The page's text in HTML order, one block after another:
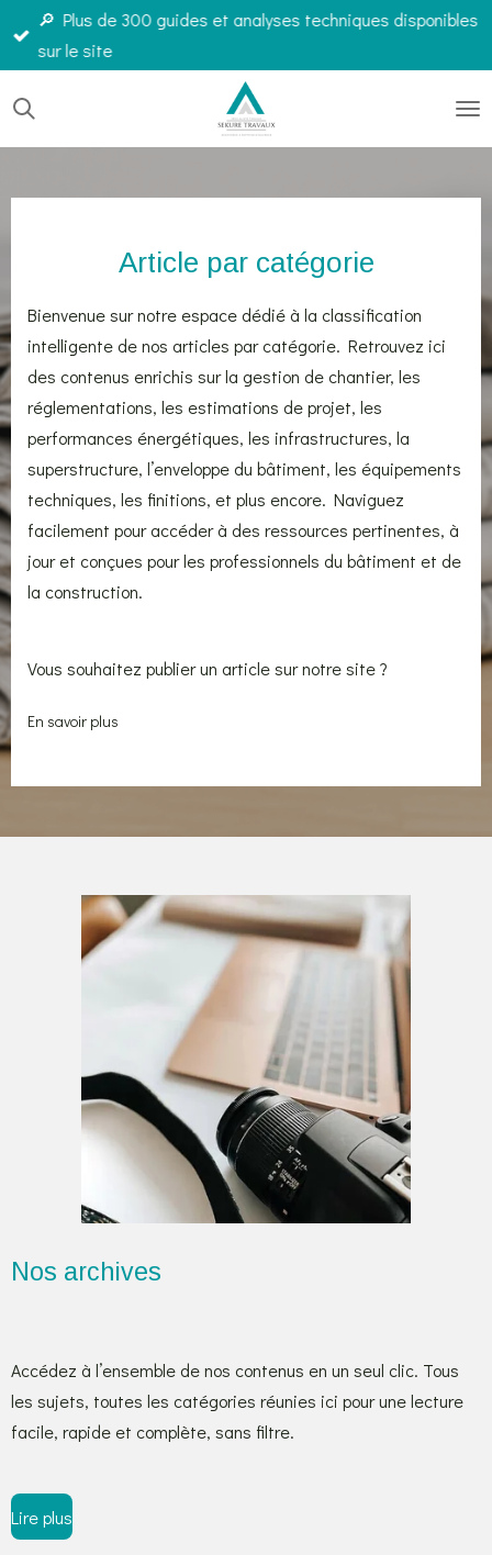
Passer
principal
🔎 Plus de 300 guides et analyses techniques disponibles
sur le site
Article par catégorie
Bienvenue sur notre espace dédié à la classification
intelligente de nos articles par catégorie. Retrouvez ici
des contenus enrichis sur la gestion de chantier, les
réglementations, les estimations de projet, les
performances énergétiques, les infrastructures, la
superstructure, l’enveloppe du bâtiment, les équipements
techniques, les finitions, et plus encore. Naviguez
facilement pour accéder à des ressources pertinentes, à
jour et conçues pour les professionnels du bâtiment et de
la construction.
Vous souhaitez publier un article sur notre site ?
En savoir plus
Nos archives
Accédez à l’ensemble de nos contenus en un seul clic. Tous
les sujets, toutes les catégories réunies ici pour une lecture
facile, rapide et complète, sans filtre.
Lire plus